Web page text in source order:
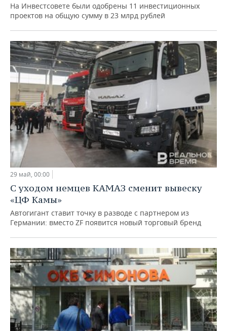
На Инвестсовете были одобрены 11 инвестиционных
проектов на общую сумму в 23 млрд рублей
29 май, 00:00
С уходом немцев КАМАЗ сменит вывеску
«ЦФ Камы»
Автогигант ставит точку в разводе с партнером из
Германии: вместо ZF появится новый торговый бренд